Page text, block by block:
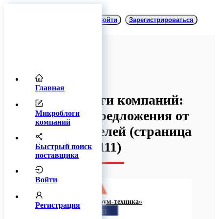
Главная
Микроблоги
компаний
Быстрый поиск
поставщика
Войти
Регистрация
Войти Зарегистрироваться
Микроблоги компаний:
товары и предложения от
производителей(cтраница
111)
ООО «Аграрум-техника»
31 мая 2023 14:11